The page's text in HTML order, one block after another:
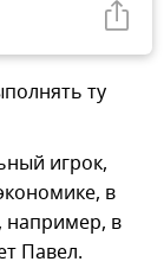
ту
игрок,
в
например, в
Павел.